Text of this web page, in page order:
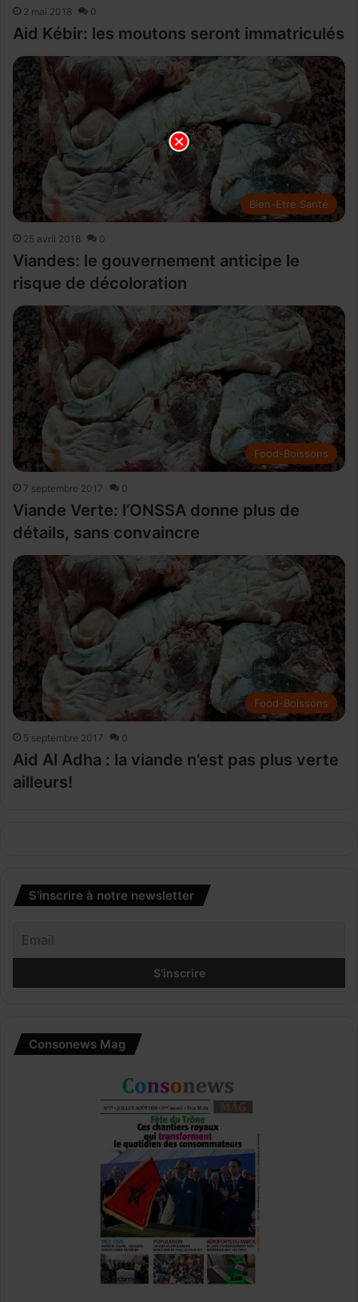
2 mai 2018 0
Aid Kébir: les moutons seront immatriculés
Bien-Etre Santé
25 avril 2018 0
Viandes: le gouvernement anticipe le
risque de décoloration
Food-Boissons
7 septembre 2017 0
Viande Verte: l’ONSSA donne plus de
détails, sans convaincre
Food-Boissons
5 septembre 2017 0
Aid Al Adha : la viande n’est pas plus verte
ailleurs!
S’inscrire à notre newsletter
Consonews Mag